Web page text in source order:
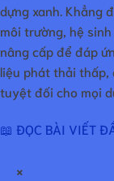
dựng xanh. Khẳng
môi trường, hệ
nâng cấp để đáp
liệu phát thải
tuyệt đối cho mọi
📖 ĐỌC BÀI VIẾT
×